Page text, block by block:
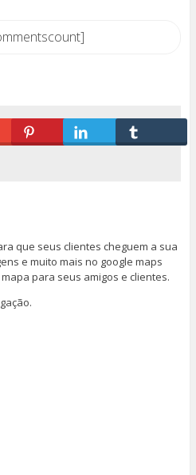
que seus clientes cheguem a sua
e muito mais no google maps
para seus amigos e clientes.